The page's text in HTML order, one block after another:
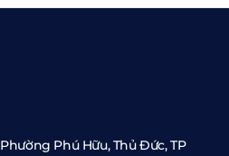
Phú Hữu, Thủ Đức, TP